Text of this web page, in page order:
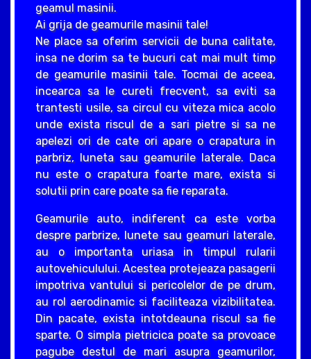
geamul masinii.
Ai grija de geamurile masinii tale!
Ne place sa oferim servicii de buna calitate,
insa ne dorim sa te bucuri cat mai mult timp
de geamurile masinii tale. Tocmai de aceea,
incearca sa le cureti frecvent, sa eviti sa
trantesti usile, sa circul cu viteza mica acolo
unde exista riscul de a sari pietre si sa ne
apelezi ori de cate ori apare o crapatura in
parbriz, luneta sau geamurile laterale. Daca
nu este o crapatura foarte mare, exista si
solutii prin care poate sa fie reparata.
Geamurile auto, indiferent ca este vorba
despre parbrize, lunete sau geamuri laterale,
au o importanta uriasa in timpul rularii
autovehiculului. Acestea protejeaza pasagerii
impotriva vantului si pericolelor de pe drum,
au rol aerodinamic si faciliteaza vizibilitatea.
Din pacate, exista intotdeauna riscul sa fie
sparte. O simpla pietricica poate sa provoace
pagube destul de mari asupra geamurilor,